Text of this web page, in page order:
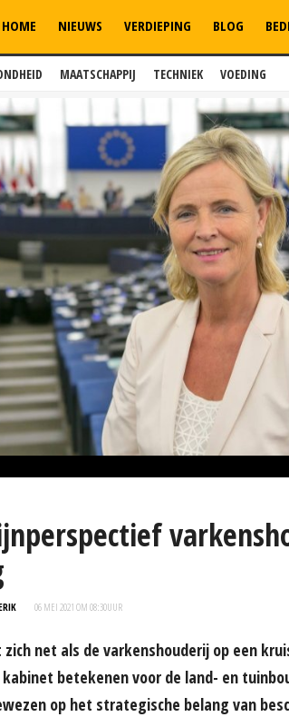
MAATSCHAPPIJ TECHNIEK VOEDING
HOME NIEUWS VERDIEPING BLOG
06 MEI 2021 OM 08:30UUR
net als de varkenshouderij op een
betekenen voor de land- en
op het strategische belang van